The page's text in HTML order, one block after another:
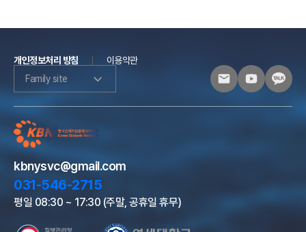
개인정보처리 방침
이용약관
Family site
kbnysvc@gmail.com
031-546-2715
평일 08:30 ~ 17:30 (주말, 공휴일 휴무)